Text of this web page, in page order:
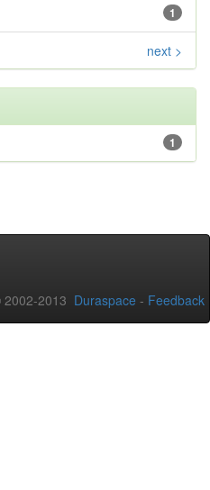
1
next >
1
2013 Duraspace - Feedback